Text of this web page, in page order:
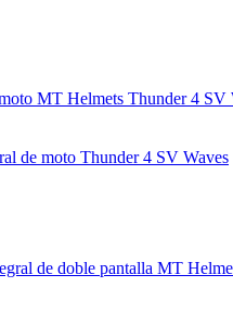
de moto Thunder 4 SV Waves